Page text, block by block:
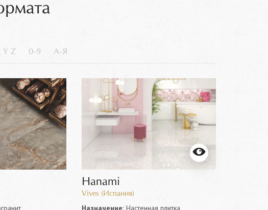
Y Z 0-9 А-Я
Hanami
Vives (Испания)
Назначение: Настенная плитка